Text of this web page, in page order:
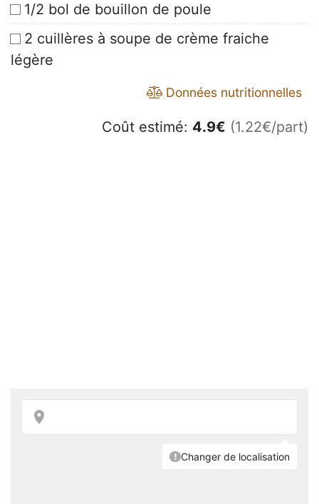
1/2 bol de bouillon de poule
2 cuillères à soupe de crème fraiche
légère
Données nutritionnelles
Coût estimé: 4.9€ (1.22€/part)